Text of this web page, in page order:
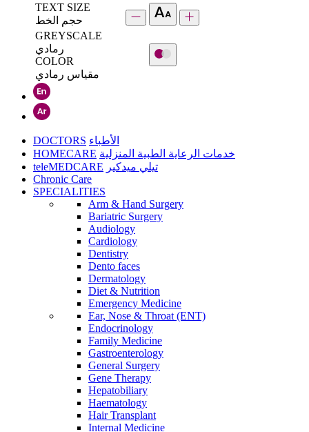
TEXT SIZE
حجم الخط
GREYSCALE
رمادي
COLOR
مقياس رمادي
DOCTORS الأطباء
HOMECARE خدمات الرعاية الطبية المنزلية
teleMEDCARE تيلي ميدكير
Chronic Care
SPECIALITIES
Arm & Hand Surgery
Bariatric Surgery
Audiology
Cardiology
Dentistry
Dento faces
Dermatology
Diet & Nutrition
Emergency Medicine
Ear, Nose & Throat (ENT)
Endocrinology
Family Medicine
Gastroenterology
General Surgery
Gene Therapy
Hepatobiliary
Haematology
Hair Transplant
Internal Medicine